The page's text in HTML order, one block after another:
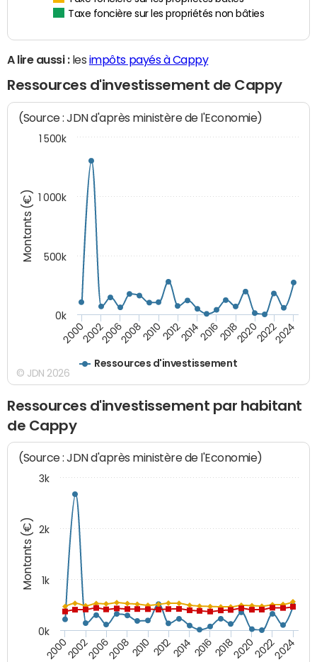
Taxe foncière sur les propriétés non bâties
A lire aussi :les impôts payés à Cappy
Ressources d'investissement de Cappy
Montants (€)
(Source : JDN d'après ministère de l'Economie)
Ressources d'investissement
200020022006200820102012201420162018202020222024
0k
500k
1 000k
1 500k
© JDN 2026
Ressources d'investissement par habitant
de Cappy
Montants (€)
(Source : JDN d'après ministère de l'Economie)
20002002200620082010 2012201420162018202020222024
0k
1k
2k
3k